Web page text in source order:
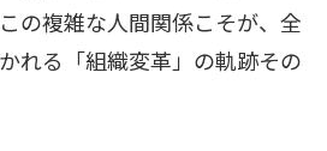
の複雑な人間関係こそが、全
れる「組織変革」の軌跡その